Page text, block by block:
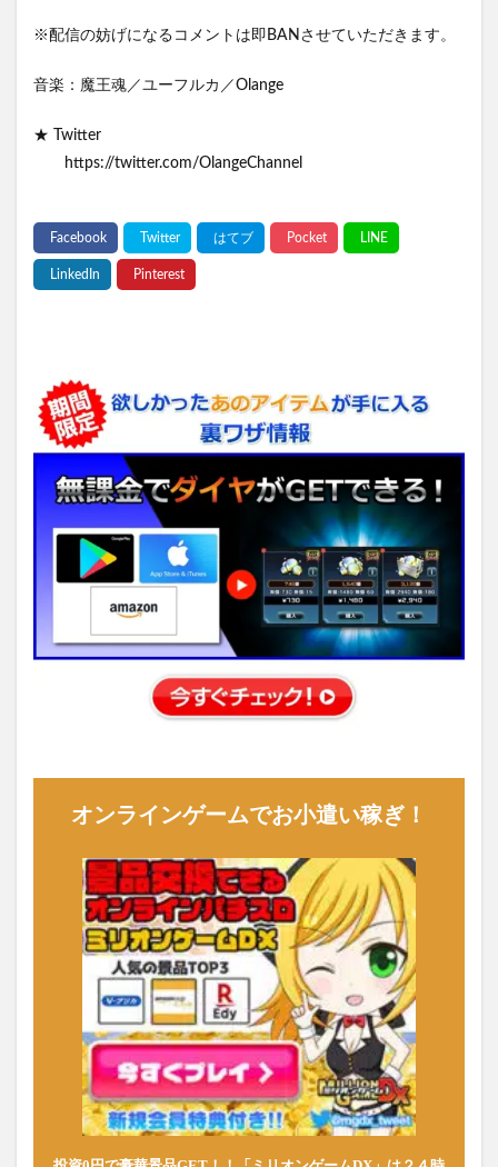
※配信の妨げになるコメントは即BANさせていただきます。
音楽：魔王魂／ユーフルカ／Olange
★ Twitter
https://twitter.com/OlangeChannel
オンラインゲームでお小遣い稼ぎ！